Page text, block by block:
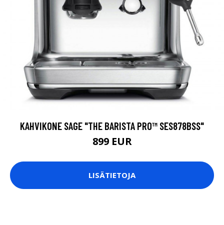
KAHVIKONE SAGE "THE BARISTA PRO™ SES878BSS"
899 EUR
LISÄTIETOJA